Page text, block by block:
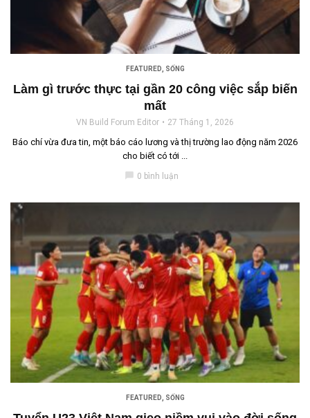
FEATURED SỐNG
Làm gì trước thực tại gần 20 công việc sắp biến
mất
VN Build Forum Editor 27 Tháng 1, 2026
Báo chí vừa đưa tin, một báo cáo lương và thị trường lao động năm 2026
cho biết có tới ...
chat_bubble 0 bình luận
FEATURED, SỐNG